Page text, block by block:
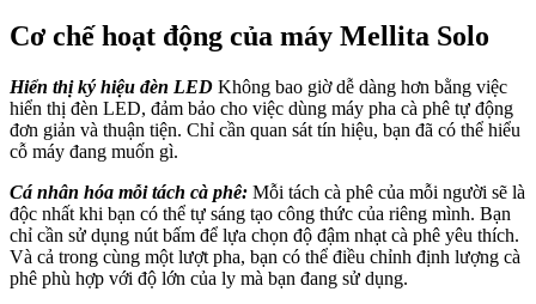
Cơ chế hoạt động của máy Mellita Solo
Hiển thị ký hiệu đèn LED Không bao giờ dễ dàng hơn bằng việc
hiển thị đèn LED, đảm bảo cho việc dùng máy pha cà phê tự động
đơn giản và thuận tiện. Chỉ cần quan sát tín hiệu, bạn đã có thể hiểu
cỗ máy đang muốn gì.
Cá nhân hóa mỗi tách cà phê: Mỗi tách cà phê của mỗi người sẽ là
độc nhất khi bạn có thể tự sáng tạo công thức của riêng mình. Bạn
chỉ cần sử dụng nút bấm để lựa chọn độ đậm nhạt cà phê yêu thích.
Và cả trong cùng một lượt pha, bạn có thể điều chỉnh định lượng cà
phê phù hợp với độ lớn của ly mà bạn đang sử dụng.